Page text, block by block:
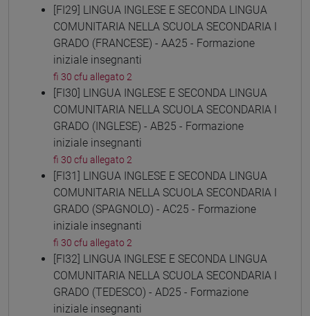
[FI29] LINGUA INGLESE E SECONDA LINGUA
COMUNITARIA NELLA SCUOLA SECONDARIA I
GRADO (FRANCESE) - AA25 - Formazione
iniziale insegnanti
fi 30 cfu allegato 2
[FI30] LINGUA INGLESE E SECONDA LINGUA
COMUNITARIA NELLA SCUOLA SECONDARIA I
GRADO (INGLESE) - AB25 - Formazione
iniziale insegnanti
fi 30 cfu allegato 2
[FI31] LINGUA INGLESE E SECONDA LINGUA
COMUNITARIA NELLA SCUOLA SECONDARIA I
GRADO (SPAGNOLO) - AC25 - Formazione
iniziale insegnanti
fi 30 cfu allegato 2
[FI32] LINGUA INGLESE E SECONDA LINGUA
COMUNITARIA NELLA SCUOLA SECONDARIA I
GRADO (TEDESCO) - AD25 - Formazione
iniziale insegnanti